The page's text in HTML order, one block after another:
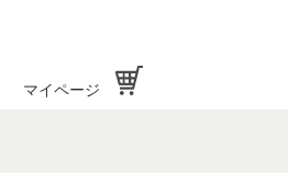
マイページ